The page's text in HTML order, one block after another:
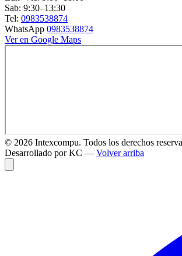
Sab: 9:30–13:30
Tel: 0983538874
WhatsApp 0983538874
Ver en Google Maps
© 2026 Intexcompu. Todos los derechos
Desarrollado por KC — Volver arriba